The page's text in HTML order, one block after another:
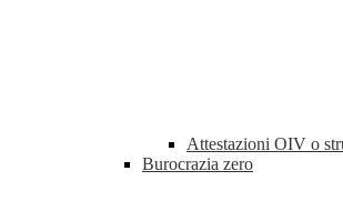
Attestazioni OIV o
Burocrazia zero